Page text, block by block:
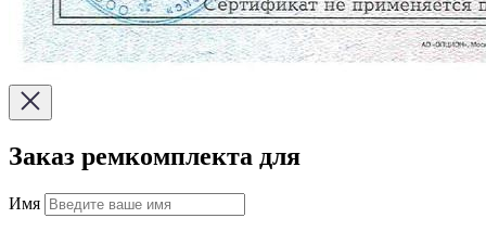
Заказ ремкомплекта для
Имя